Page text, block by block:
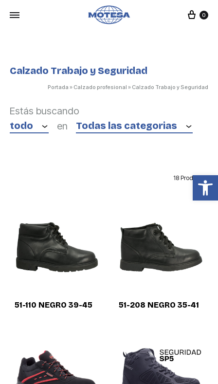
Abrir barra de herramientas
0
Calzado Trabajo y Seguridad
Portada » Calzado profesional » Calzado Trabajo y Seguridad
Estás buscando
todo
en Todas las categorias
18 Productos
51-110 NEGRO 39-45 51-208 NEGRO 35-41